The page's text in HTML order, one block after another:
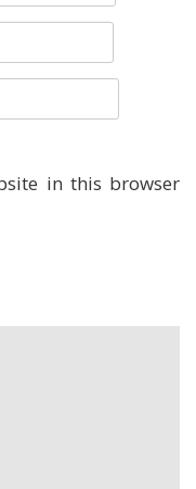
in this browser